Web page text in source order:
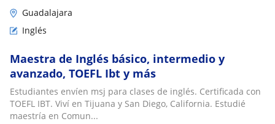
Guadalajara
Inglés
Maestra de Inglés básico, intermedio y
avanzado, TOEFL Ibt y más
Estudiantes envíen msj para clases de inglés. Certificada con
TOEFL IBT. Viví en Tijuana y San Diego, California. Estudié
maestría en Comun...